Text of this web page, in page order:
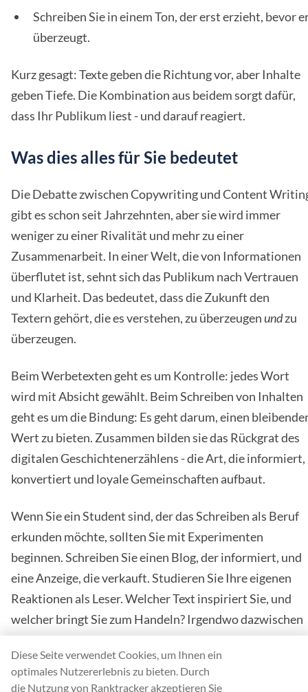
Schreiben Sie in einem Ton, der erst erzieht, bevor
überzeugt.
Kurz gesagt: Texte geben die Richtung vor, aber Inhalte
geben Tiefe. Die Kombination aus beidem sorgt dafür,
dass Ihr Publikum liest - und darauf reagiert.
Was dies alles für Sie bedeutet
Die Debatte zwischen Copywriting und Content
gibt es schon seit Jahrzehnten, aber sie wird immer
weniger zu einer Rivalität und mehr zu einer
Zusammenarbeit. In einer Welt, die von Informationen
überflutet ist, sehnt sich das Publikum nach Vertrauen
und Klarheit. Das bedeutet, dass die Zukunft den
Textern gehört, die es verstehen, zu überzeugen undzu
überzeugen.
Beim Werbetexten geht es um Kontrolle: jedes Wort
wird mit Absicht gewählt. Beim Schreiben von Inhalten
geht es um die Bindung: Es geht darum, einen
Wert zu bieten. Zusammen bilden sie das Rückgrat des
digitalen Geschichtenerzählens - die Art, die informiert,
konvertiert und loyale Gemeinschaften aufbaut.
Wenn Sie ein Student sind, der das Schreiben als Beruf
erkunden möchte, sollten Sie mit Experimenten
beginnen. Schreiben Sie einen Blog, der informiert, und
eine Anzeige, die verkauft. Studieren Sie Ihre eigenen
Reaktionen als Leser. Welcher Text inspiriert Sie, und
welcher bringt Sie zum Handeln? Irgendwo dazwischen
Empathie trifft und Worte Veränderungen bewirken.
Diese Seite verwendet Cookies, um Ihnen ein
optimales Nutzererlebnis zu bieten. Durch
die Nutzung von Ranktracker akzeptieren Sie